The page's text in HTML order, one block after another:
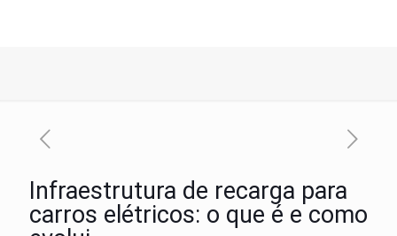
Infraestrutura de recarga para
carros elétricos: o que é e como